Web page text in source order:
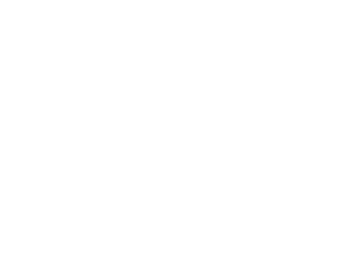
биде
и инсталляциий